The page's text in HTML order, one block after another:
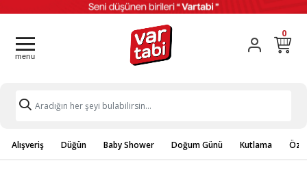
0
Alışveriş Düğün Baby Shower Doğum Günü Kutlama